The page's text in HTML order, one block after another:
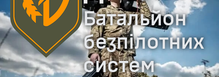
Батальйон
безпілотних
систем